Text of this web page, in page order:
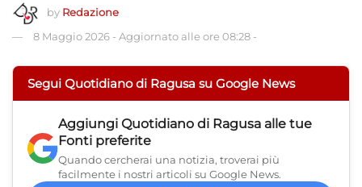
by Redazione
8 Maggio 2026 - Aggiornato alle ore 08:28 -
Segui Quotidiano di Ragusa su Google News
Aggiungi Quotidiano di Ragusa alle tue
Fonti preferite
Quando cercherai una notizia, troverai più
facilmente i nostri articoli su Google News.